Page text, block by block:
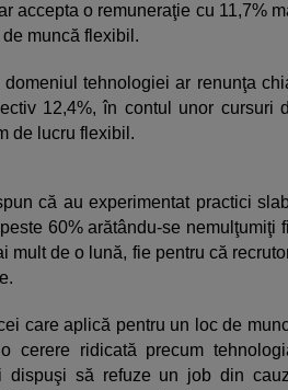
accepta o remuneraţie cu 11,7%
muncă flexibil.
tehnologiei ar renunţa
12,4%, în contul unor cursuri
de lucru flexibil.
că au experimentat practici
60% arătându-se nemulţumiţi
mult de o lună, fie pentru că
care aplică pentru un loc de
cerere ridicată precum
să refuze un job din